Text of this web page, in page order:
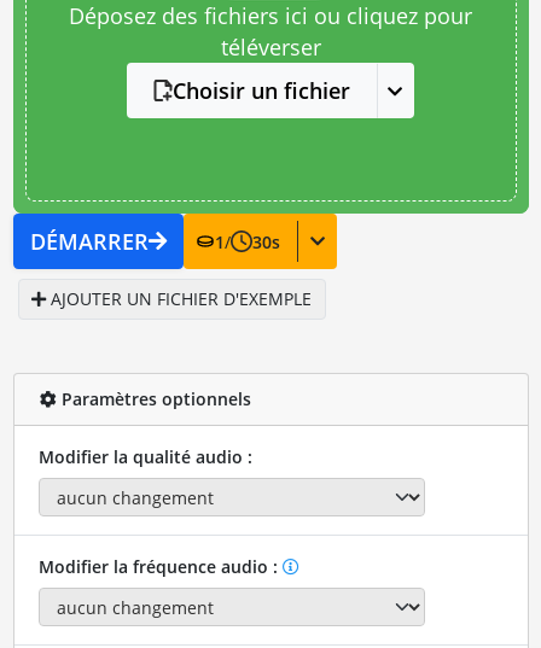
Déposez des fichiers ici ou cliquez pour
téléverser
Choisir un fichier
DÉMARRER 1/ 30s
AJOUTER UN FICHIER D'EXEMPLE
Paramètres optionnels
Modifier la qualité audio :
Modifier la fréquence audio :